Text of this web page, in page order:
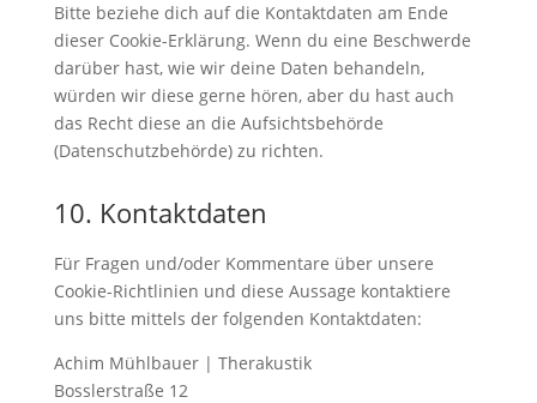
Bitte beziehe dich auf die Kontaktdaten am Ende
dieser Cookie-Erklärung. Wenn du eine Beschwerde
darüber hast, wie wir deine Daten behandeln,
würden wir diese gerne hören, aber du hast auch
das Recht diese an die Aufsichtsbehörde
(Datenschutzbehörde) zu richten.
10. Kontaktdaten
Für Fragen und/oder Kommentare über unsere
Cookie-Richtlinien und diese Aussage kontaktiere
uns bitte mittels der folgenden Kontaktdaten:
Achim Mühlbauer | Therakustik
Bosslerstraße 12